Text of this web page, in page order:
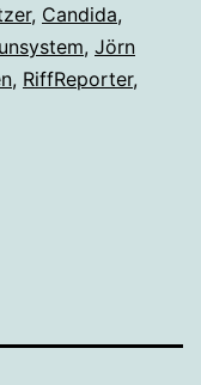
, Candida,
, Jörn
, RiffReporter,